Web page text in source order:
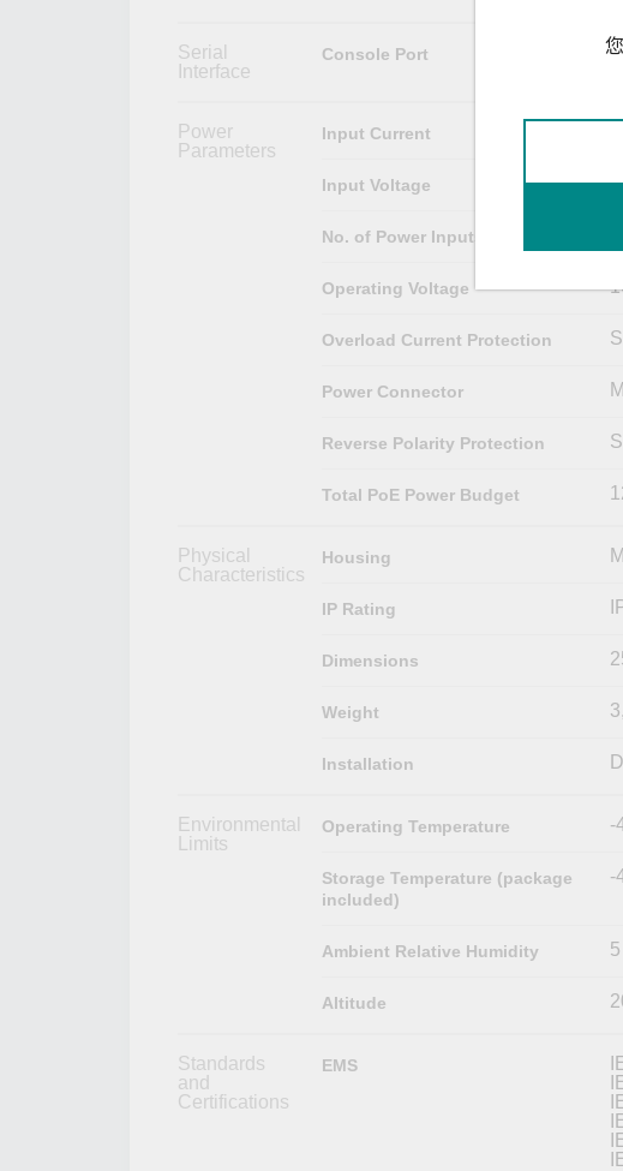
Serial
Interface
Console Port
Power
Parameters
Input Current
Input Voltage
No. of Power Inputs
Operating Voltage
Overload Current Protection
Power Connector
Reverse Polarity Protection
Total PoE Power Budget
Physical
Characteristics
Housing
IP Rating
Dimensions
Weight
Installation
Environmental
Limits
Operating Temperature -
Storage Temperature (package
included)
-
Ambient Relative Humidity
Altitude
Standards
and
Certifications
EMS